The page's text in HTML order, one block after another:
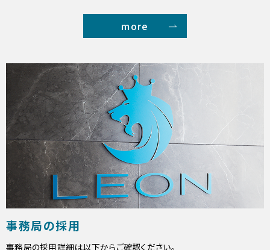
more
事務局の採用
事務局の採用詳細は以下からご確認ください。